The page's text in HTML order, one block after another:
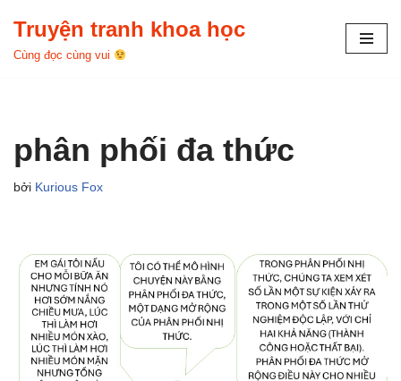
Chuyển
Truyện tranh khoa học
Cùng đọc cùng vui
phân phối đa thức
bởi Kurious Fox